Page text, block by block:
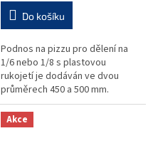
Do košíku
Podnos na pizzu pro dělení na
1/6 nebo 1/8 s plastovou
rukojetí je dodáván ve dvou
průměrech 450 a 500 mm.
Akce